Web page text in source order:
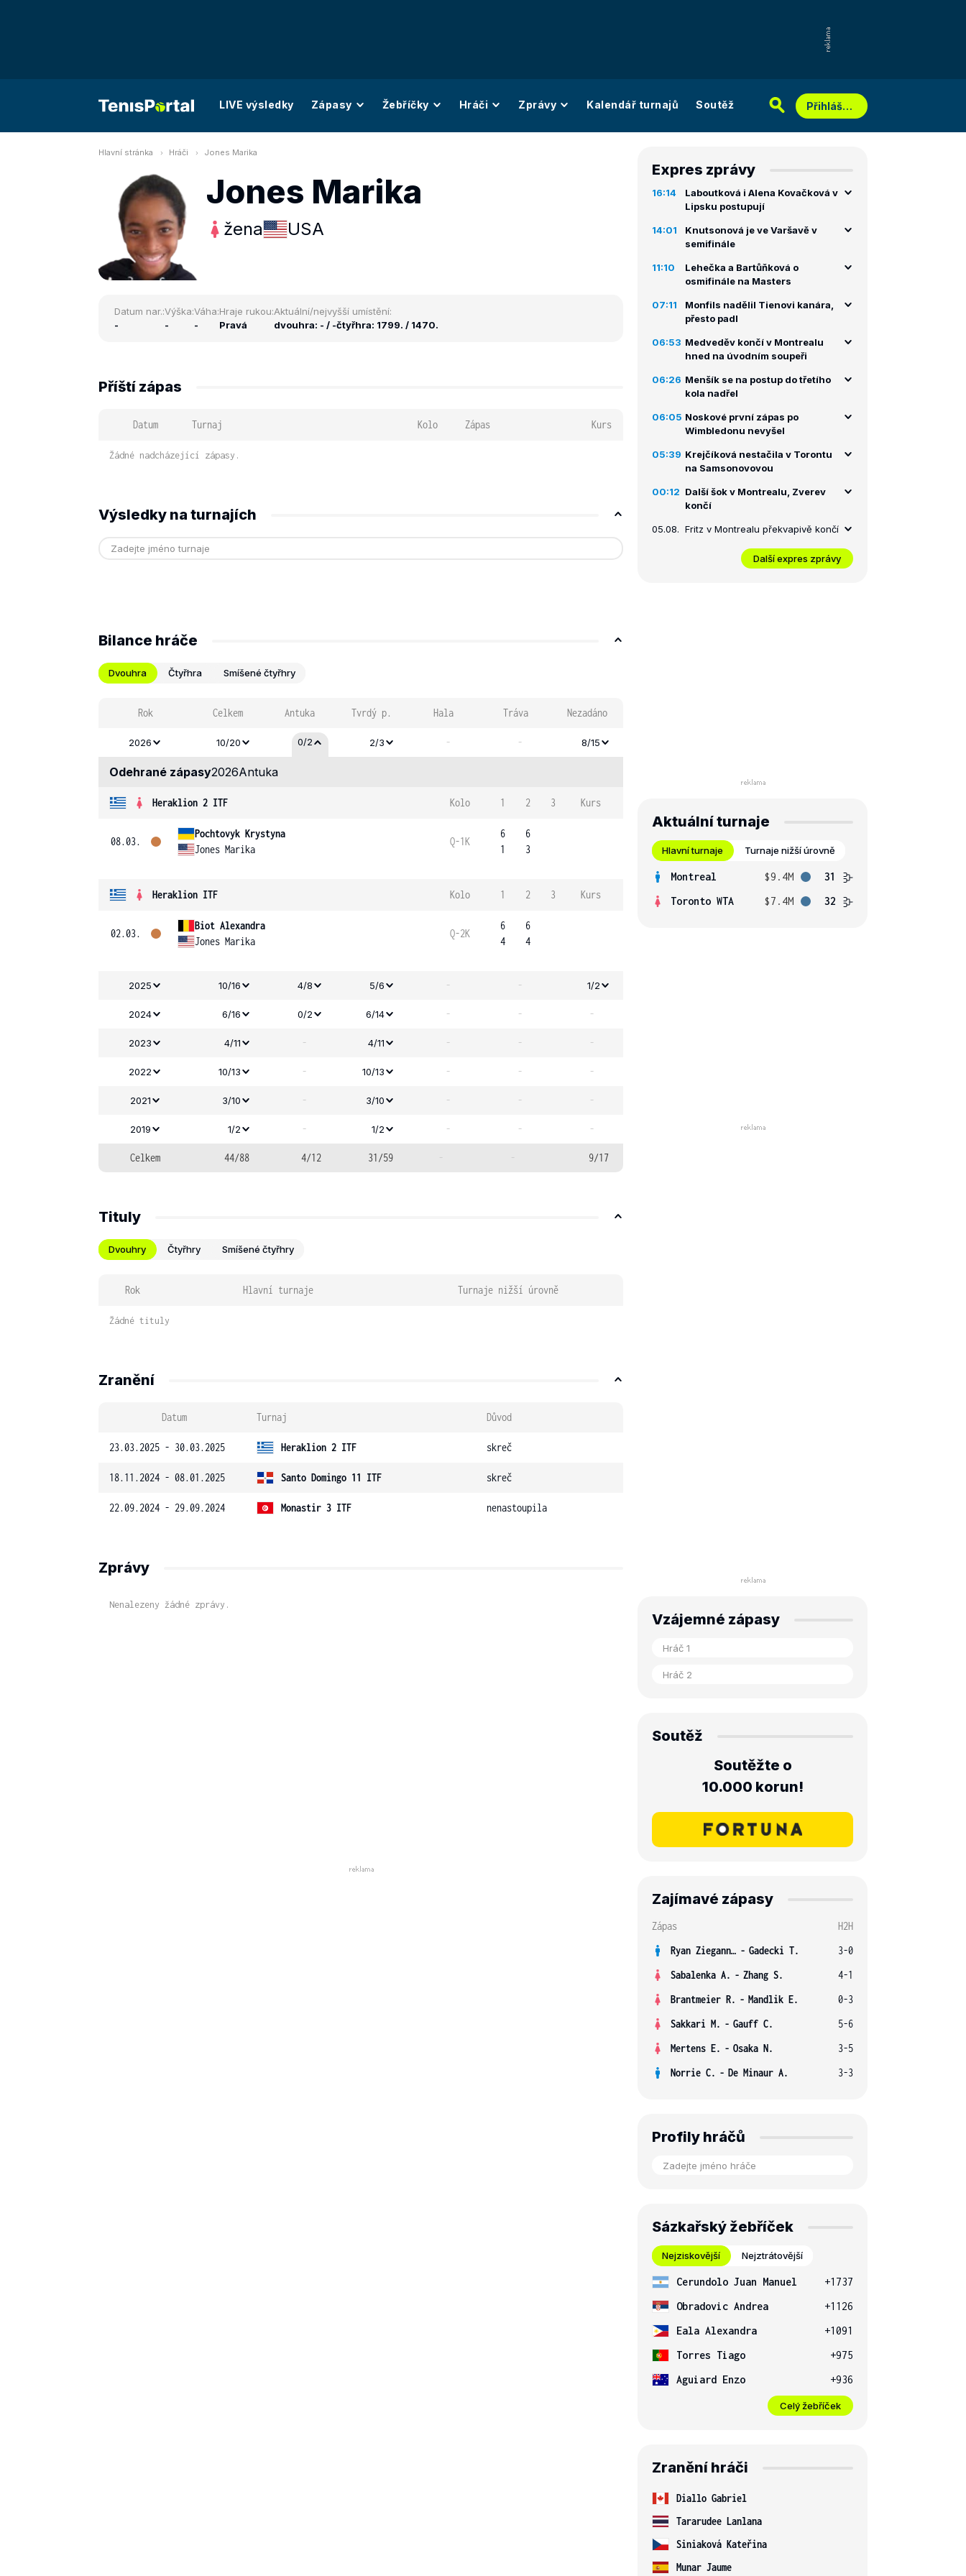
LIVE výsledky Zápasy Žebříčky Hráči Zprávy Kalendář turnajů Soutěž Přihlášení
Hlavní stránka Hráči Jones Marika
Jones Marika
žena USA
Datum nar.:
-
Výška:
-
Váha:
-
Hraje rukou:
Pravá
Aktuální/nejvyšší umístění:
dvouhra: - / -čtyřhra: 1799. / 1470.
Příští zápas
Datum Turnaj Kolo Zápas Kurs
Žádné nadcházející zápasy.
Výsledky na turnajích
Bilance hráče
Dvouhra Čtyřhra Smíšené čtyřhry
Rok Celkem Antuka Tvrdý p. Hala Tráva Nezadáno
2026 10/20 0/2 2/3 - - 8/15
Odehrané zápasy2026Antuka
Heraklion 2 ITF Kolo 1 2 3 Kurs
08.03.
Pochtovyk Krystyna
Jones Marika
Q-1K
6
1
6
3
Heraklion ITF Kolo 1 2 3 Kurs
02.03.
Biot Alexandra
Jones Marika
Q-2K
6
4
6
4
2025 10/16 4/8 5/6 - - 1/2
2024 6/16 0/2 6/14 - - -
2023 4/11 - 4/11 - - -
2022 10/13 - 10/13 - - -
2021 3/10 - 3/10 - - -
2019 1/2 - 1/2 - - -
Celkem 44/88 4/12 31/59 - - 9/17
Tituly
Dvouhry Čtyřhry Smíšené čtyřhry
Rok Hlavní turnaje Turnaje nižší úrovně
Žádné tituly
Zranění
Datum Turnaj Důvod
23.03.2025 - 30.03.2025 Heraklion 2 ITF skreč
18.11.2024 - 08.01.2025 Santo Domingo 11 ITF skreč
22.09.2024 - 29.09.2024 Monastir 3 ITF nenastoupila
Zprávy
Nenalezeny žádné zprávy.
Expres zprávy
16:14
Laboutková i Alena Kovačková v
Lipsku postupují
14:01
Knutsonová je ve Varšavě v
semifinále
11:10
Lehečka a Bartůňková o
osmifinále na Masters
07:11
Monfils nadělil Tienovi kanára,
přesto padl
06:53 Medveděv končí v Montrealu
hned na úvodním soupeři
06:26 Menšík se na postup do třetího
kola nadřel
06:05 Noskové první zápas po
Wimbledonu nevyšel
05:39 Krejčíková nestačila v Torontu
na Samsonovovou
00:12 Další šok v Montrealu, Zverev
končí
05.08. Fritz v Montrealu překvapivě končí
Další expres zprávy
Aktuální turnaje
Hlavní turnaje Turnaje nižší úrovně
Montreal $9.4M
31
Toronto WTA
$7.4M 32
Vzájemné zápasy
Soutěž
Soutěžte o
10.000 korun!
Zajímavé zápasy
Zápas
H2H
Ryan Ziegann S. - Gadecki T.
3-0
Sabalenka A. - Zhang S.
4-1
Brantmeier R. - Mandlik E.
0-3
Sakkari M. - Gauff C.
5-6
Mertens E. - Osaka N.
3-5
Norrie C. - De Minaur A. 3-3
Profily hráčů
Sázkařský žebříček
Nejziskovější Nejztrátovější
Cerundolo Juan Manuel
+1737
Obradovic Andrea
+1126
Eala Alexandra
+1091
Torres Tiago
+975
Aguiard Enzo
+936
Celý žebříček
Zranění hráči
Diallo Gabriel
Tararudee Lanlana
Siniaková Kateřina
Munar Jaume